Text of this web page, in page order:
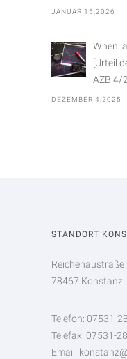
JANUAR 15,2026
When
[Urteil
AZB 4/
DEZEMBER 4,2025
STANDORT
Reichenaustraße
78467 Konstanz
Telefon: 07531-
Telefax: 07531-
Email: